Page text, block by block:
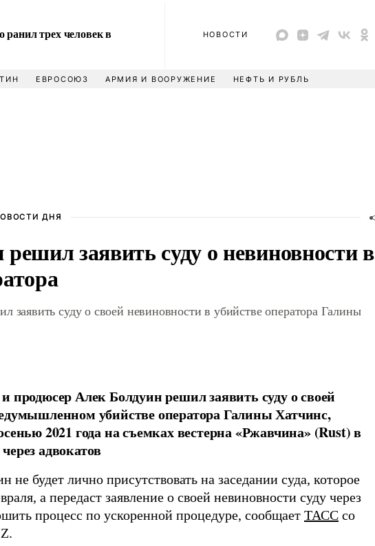
трех человек в
НОВОСТИ
ЕВРОСОЮЗ АРМИЯ И ВООРУЖЕНИЕ НЕФТЬ И РУБЛЬ
ДНЯ
заявить суду о невиновности в
заявить суду о своей невиновности в убийстве оператора Галины
продюсер Алек Болдуин решил заявить суду о своей
убийстве оператора Галины Хатчинс,
2021 года на съемках вестерна «Ржавчина» (Rust) в
адвокатов
не будет лично присутствовать на заседании суда, которое
а передаст заявление о своей невиновности суду через
процесс по ускоренной процедуре, сообщает ТАСС со